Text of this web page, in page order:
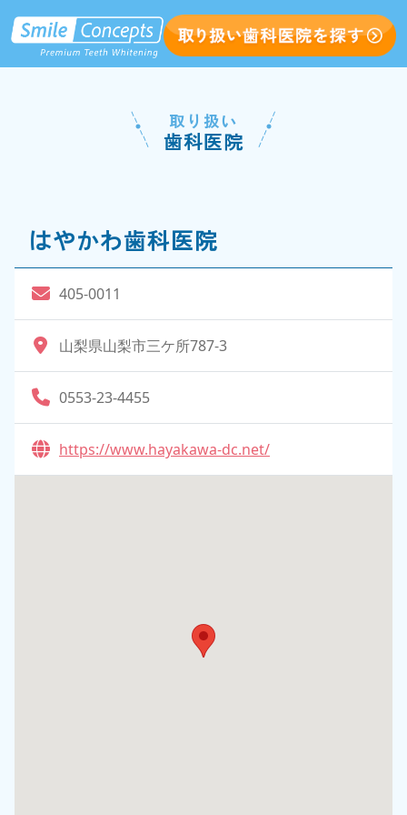
取り扱い
歯科医院
はやかわ歯科医院
405-0011
山梨県山梨市三ケ所787-3
0553-23-4455
https://www.hayakawa-dc.net/